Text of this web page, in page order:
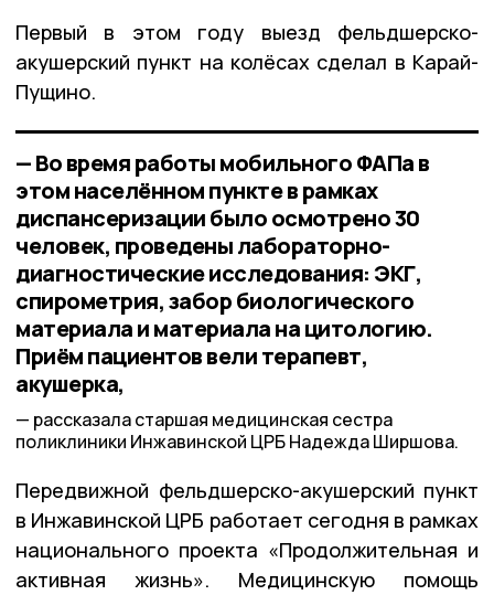
Первый в этом году выезд фельдшерско-
акушерский пункт на колёсах сделал в Карай-
Пущино.
— Во время работы мобильного ФАПа в
этом населённом пункте в рамках
диспансеризации было осмотрено 30
человек, проведены лабораторно-
диагностические исследования: ЭКГ,
спирометрия, забор биологического
материала и материала на цитологию.
Приём пациентов вели терапевт,
акушерка,
рассказала старшая медицинская сестра
поликлиники Инжавинской ЦРБ Надежда Ширшова.
Передвижной фельдшерско-акушерский пункт
в Инжавинской ЦРБ работает сегодня в рамках
национального проекта «Продолжительная и
активная жизнь». Медицинскую помощь